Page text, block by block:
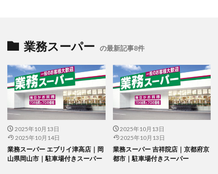
業務スーパー の最新記事8件
2025年10月13日
2025年10月14日
業務スーパー エブリイ津高店｜岡
山県岡山市｜駐車場付きスーパー
2025年10月13日
2025年10月13日
業務スーパー 吉祥院店｜京都府京
都市｜駐車場付きスーパー